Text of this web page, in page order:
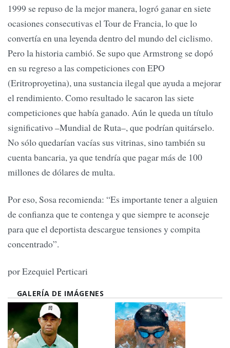
1999 se repuso de la mejor manera, logró ganar en siete
ocasiones consecutivas el Tour de Francia, lo que lo
convertía en una leyenda dentro del mundo del ciclismo.
Pero la historia cambió. Se supo que Armstrong se dopó
en su regreso a las competiciones con EPO
(Eritroproyetina), una sustancia ilegal que ayuda a mejorar
el rendimiento. Como resultado le sacaron las siete
competiciones que había ganado. Aún le queda un título
significativo –Mundial de Ruta–, que podrían quitárselo.
No sólo quedarían vacías sus vitrinas, sino también su
cuenta bancaria, ya que tendría que pagar más de 100
millones de dólares de multa.
Por eso, Sosa recomienda: “Es importante tener a alguien
de confianza que te contenga y que siempre te aconseje
para que el deportista descargue tensiones y compita
concentrado”.
por Ezequiel Perticari
GALERÍA DE IMÁGENES